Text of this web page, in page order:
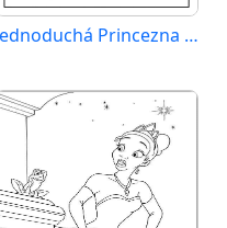
Jednoduchá Princezna a žabák